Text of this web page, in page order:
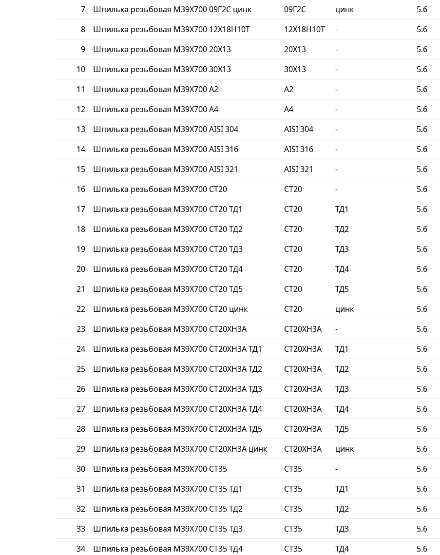
7 Шпилька резьбовая М39Х700 09Г2С цинк 09Г2С цинк 5.6
8 Шпилька резьбовая М39Х700 12Х18Н10Т 12Х18Н10Т - 5.6
9 Шпилька резьбовая М39Х700 20Х13 20Х13 - 5.6
10 Шпилька резьбовая М39Х700 30Х13 30Х13 - 5.6
11 Шпилька резьбовая М39Х700 A2 A2 - 5.6
12 Шпилька резьбовая М39Х700 A4 A4 - 5.6
13 Шпилька резьбовая М39Х700 AISI 304 AISI 304 - 5.6
14 Шпилька резьбовая М39Х700 AISI 316 AISI 316 - 5.6
15 Шпилька резьбовая М39Х700 AISI 321 AISI 321 - 5.6
16 Шпилька резьбовая М39Х700 СТ20 СТ20 - 5.6
17 Шпилька резьбовая М39Х700 СТ20 ТД1 СТ20 ТД1 5.6
18 Шпилька резьбовая М39Х700 СТ20 ТД2 СТ20 ТД2 5.6
19 Шпилька резьбовая М39Х700 СТ20 ТД3 СТ20 ТД3 5.6
20 Шпилька резьбовая М39Х700 СТ20 ТД4 СТ20 ТД4 5.6
21 Шпилька резьбовая М39Х700 СТ20 ТД5 СТ20 ТД5 5.6
22 Шпилька резьбовая М39Х700 СТ20 цинк СТ20 цинк 5.6
23 Шпилька резьбовая М39Х700 СТ20ХН3А СТ20ХН3А - 5.6
24 Шпилька резьбовая М39Х700 СТ20ХН3А ТД1 СТ20ХН3А ТД1 5.6
25 Шпилька резьбовая М39Х700 СТ20ХН3А ТД2 СТ20ХН3А ТД2 5.6
26 Шпилька резьбовая М39Х700 СТ20ХН3А ТД3 СТ20ХН3А ТД3 5.6
27 Шпилька резьбовая М39Х700 СТ20ХН3А ТД4 СТ20ХН3А ТД4 5.6
28 Шпилька резьбовая М39Х700 СТ20ХН3А ТД5 СТ20ХН3А ТД5 5.6
29 Шпилька резьбовая М39Х700 СТ20ХН3А цинк СТ20ХН3А цинк 5.6
30 Шпилька резьбовая М39Х700 СТ35 СТ35 - 5.6
31 Шпилька резьбовая М39Х700 СТ35 ТД1 СТ35 ТД1 5.6
32 Шпилька резьбовая М39Х700 СТ35 ТД2 СТ35 ТД2 5.6
33 Шпилька резьбовая М39Х700 СТ35 ТД3 СТ35 ТД3 5.6
34 Шпилька резьбовая М39Х700 СТ35 ТД4 СТ35 ТД4 5.6